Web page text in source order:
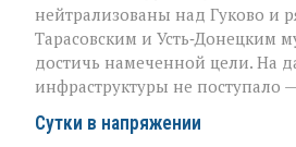
нейтрализованы над Гуково и
Тарасовским и Усть‑Донецким
достичь намеченной цели. На
инфраструктуры не поступало
Сутки в напряжении